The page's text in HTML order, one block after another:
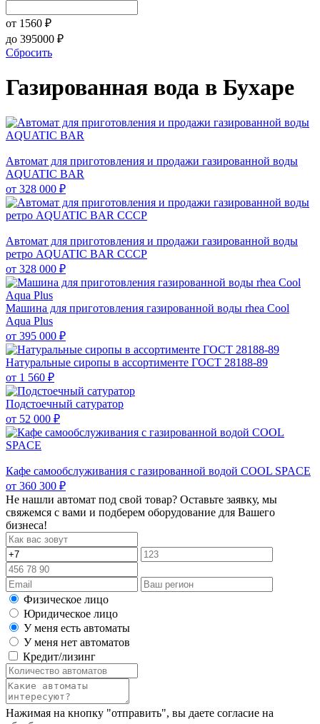
от 1560 ₽
до 395000 ₽
Сбросить
Газированная вода в Бухаре
Автомат для приготовления и продажи газированной воды
AQUATIC BAR
от 328 000 ₽
Автомат для приготовления и продажи газированной воды
ретро AQUATIC BAR СССР
от 328 000 ₽
Машина для приготовления газированной воды rhea Cool
Aqua Plus
от 395 000 ₽
Натуральные сиропы в ассортименте ГОСТ 28188-89
от 1 560 ₽
Подстоечный сатуратор
от 52 000 ₽
Кафе самообслуживания с газированной водой COOL SPACE
от 360 300 ₽
Не нашли автомат под свой товар? Оставьте заявку, мы
свяжемся с вами и подберем оборудование для Вашего
бизнеса!
Физическое лицо
Юридическое лицо
У меня есть автоматы
У меня нет автоматов
Кредит/лизинг
Нажимая на кнопку "отправить", вы даете согласие на